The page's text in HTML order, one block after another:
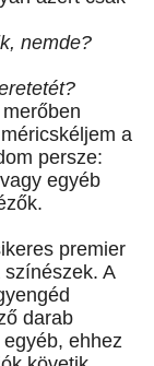
nemde?
a
persze:
egyéb
premier
A
darab
ehhez